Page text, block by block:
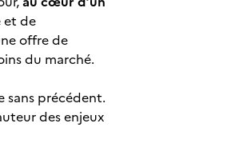
et de
offre de
du marché.
sans précédent.
des enjeux